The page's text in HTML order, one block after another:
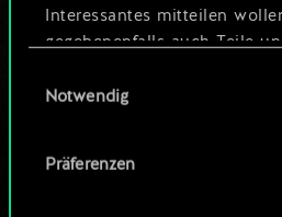
Interessantes mitteilen
gegebenenfalls auch Teile
Cookies erfordert allerdings
Alle Details zu unserer
findest du unten im Menü
Notwendig
Präferenzen
ODER
Community-Decks